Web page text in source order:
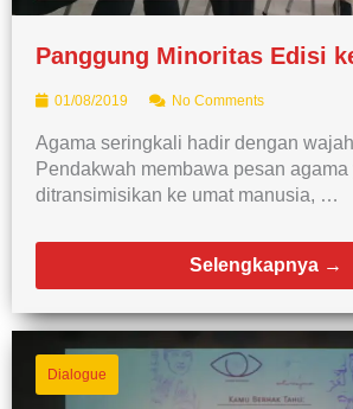
Panggung Minoritas Edisi
01/08/2019 No Comments
Agama seringkali hadir dengan
Pendakwah membawa pesan agama
ditransimisikan ke umat manusia, …
Selengkapnya →
Dialogue